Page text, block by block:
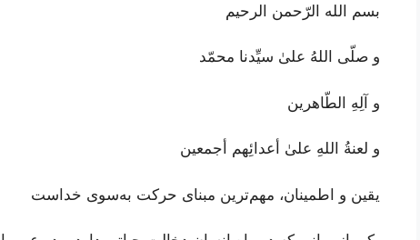
بسم الله الرّحمن الرحیم
و صلّی اللهُ علیٰ سیِّدنا محمّد
و آلِهِ الطّاهرین
و لعنةُ اللهِ علیٰ أعدائِهم أجمعین
یقین و اطمینان، مهم‌ترین مبنای حرکت به‌سوی خداست